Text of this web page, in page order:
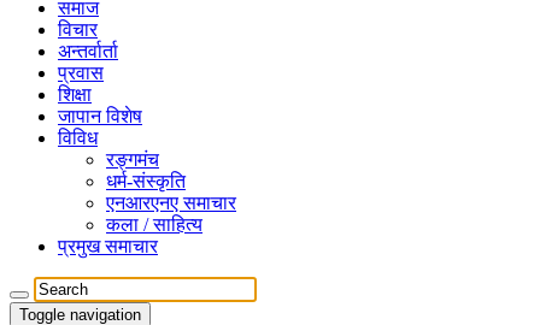
समाज
विचार
अन्तर्वार्ता
प्रवास
शिक्षा
जापान विशेष
विविध
रङ्गमंच
धर्म-संस्कृति
एनआरएनए समाचार
कला / साहित्य
प्रमुख समाचार
Toggle navigation